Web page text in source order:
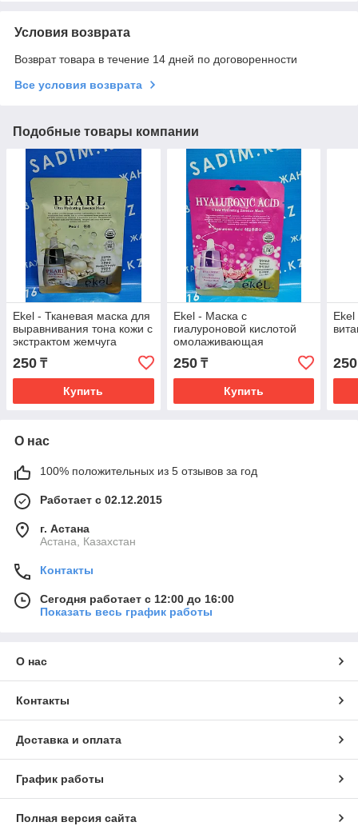
Условия возврата
Возврат товара в течение 14 дней по договоренности
Все условия возврата
Подобные товары компании
Ekel - Тканевая маска для
выравнивания тона кожи с
экстрактом жемчуга
250 ₸
Купить
Ekel - Маска с
гиалуроновой кислотой
омолаживающая
250₸
Купить
250
О нас
100% положительных из 5 отзывов за год
Работает с 02.12.2015
г. Астана
Астана, Казахстан
Контакты
Сегодня работает с 12:00 до 16:00
Показать весь график работы
О нас
Контакты
Доставка и оплата
График работы
Полная версия сайта